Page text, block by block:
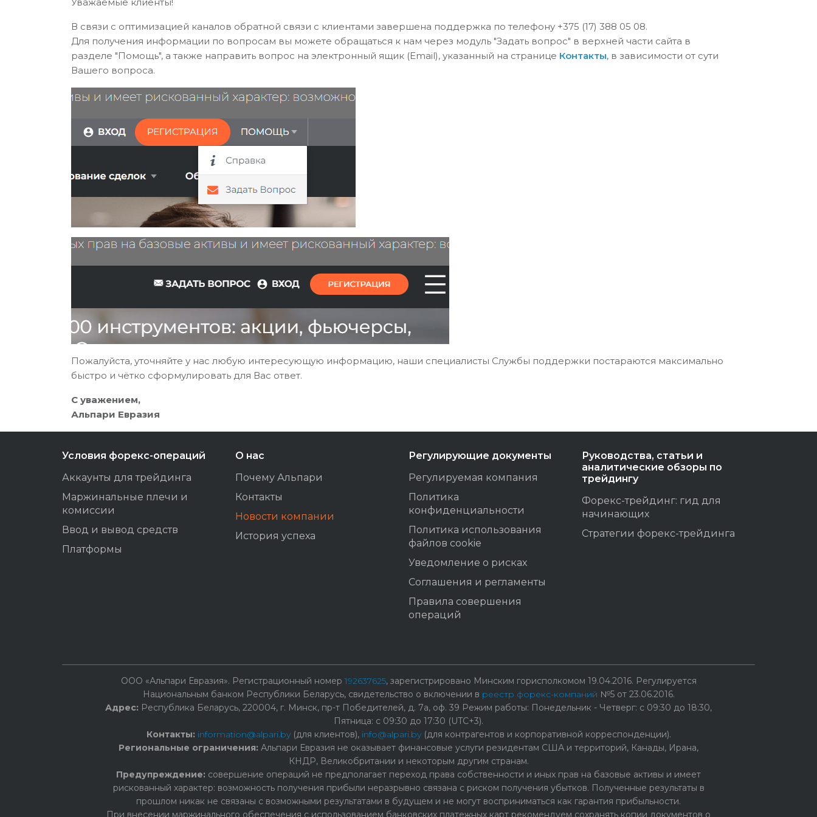
В связи с оптимизацией каналов обратной связи с клиентами завершена поддержка по телефону +375 (17) 388 05 08.
Для получения информации по вопросам вы можете обращаться к нам через модуль "Задать вопрос" в верхней части сайта в
разделе "Помощь", а также направить вопрос на электронный ящик (Email), указанный на странице Контакты, в зависимости от сути
Вашего вопроса.
Пожалуйста, уточняйте у нас любую интересующую информацию, наши специалисты Службы поддержки постараются максимально
быстро и чётко сформулировать для Вас ответ.
С уважением,
Альпари Евразия
Условия форекс-операций
Аккаунты для трейдинга
Маржинальные плечи и
комиссии
Ввод и вывод средств
Платформы
О нас
Почему Альпари
Контакты
Новости компании
История успеха
Регулирующие документы
Регулируемая компания
Политика
конфиденциальности
Политика использования
файлов cookie
Уведомление о рисках
Соглашения и регламенты
Правила совершения
операций
Руководства, статьи и
аналитические обзоры по
трейдингу
Форекс-трейдинг: гид для
начинающих
Стратегии форекс-трейдинга
ООО «Альпари Евразия». Регистрационный номер192637625, зарегистрировано Минским горисполкомом 19.04.2016. Регулируется
Национальным банком Республики Беларусь, свидетельство о включении в реестр форекс-компаний №5 от 23.06.2016.
Адрес: Республика Беларусь, 220004, г. Минск, пр-т Победителей, д. 7а, оф. 39 Режим работы: Понедельник - Четверг: с 09:30 до 18:30,
Пятница: с 09:30 до 17:30 (UTC+3).
Контакты: information@alpari.by(для клиентов), info@alpari.by(для контрагентов и корпоративной корреспонденции).
Региональные ограничения: Альпари Евразия не оказывает финансовые услуги резидентам США и территорий, Канады, Ирана,
КНДР, Великобритании и некоторым другим странам.
Предупреждение: cовершение операций не предполагает переход права собственности и иных прав на базовые активы и имеет
рискованный характер: возможность получения прибыли неразрывно связана с риском получения убытков. Полученные результаты в
прошлом никак не связаны с возможными результатами в будущем и не могут восприниматься как гарантия прибыльности.
При внесении маржинального обеспечения с использованием банковских платежных карт рекомендуем сохранять копии документов о